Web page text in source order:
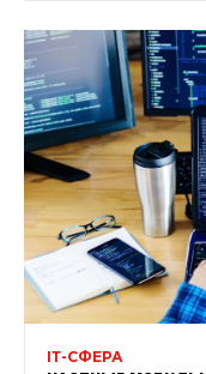
ІТ-СФЕРА